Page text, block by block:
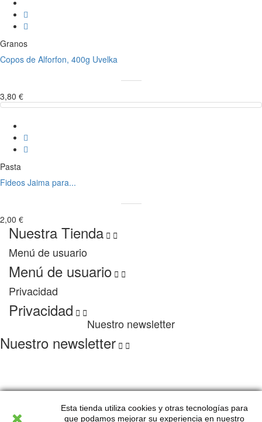
Esta tienda utiliza cookies y otras tecnologías para
que podamos mejorar su experiencia en nuestro
Granos
Copos de Alforfon, 400g Uvelka
3,80 €
Pasta
Fideos Jaima para...
2,00 €
Nuestra Tienda  
Menú de usuario
Menú de usuario  
Privacidad
Privacidad  
Nuestro newsletter
Nuestro newsletter  